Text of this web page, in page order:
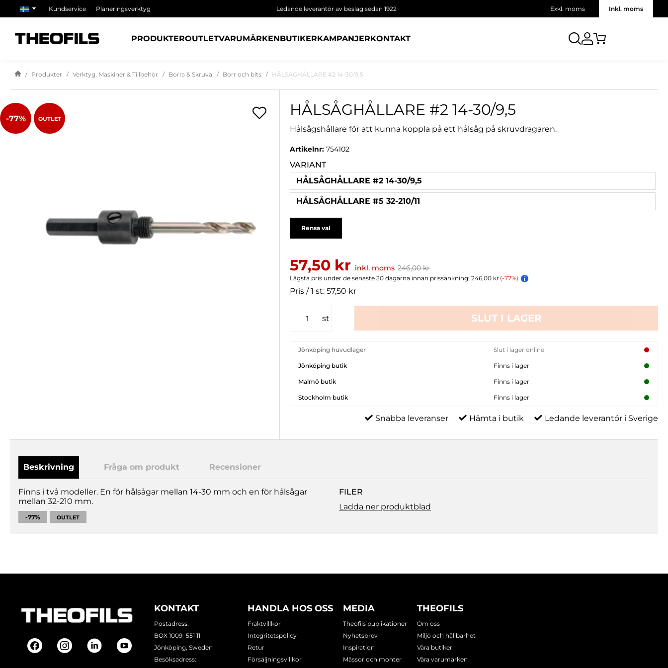
Kundservice Planeringsverktyg Ledande leverantör av beslag sedan 1922 Exkl. moms Inkl. moms
PRODUKTEROUTLETVARUMÄRKENBUTIKERKAMPANJERKONTAKT
Produkter Verktyg, Maskiner & Tillbehör Borra & Skruva Borr och bits HÅLSÅGHÅLLARE #2 14-30/9,5
-77% OUTLET HÅLSÅGHÅLLARE #2 14-30/9,5
Hålsågshållare för att kunna koppla på ett hålsåg på skruvdragaren.
Artikelnr:754102
VARIANT
HÅLSÅGHÅLLARE #2 14-30/9,5
HÅLSÅGHÅLLARE #5 32-210/11
Rensa val
57,50 kr inkl. moms 246,00 kr
Lägsta pris under de senaste 30 dagarna innan prissänkning: 246,00 kr (-77%)
Pris / 1 st: 57,50 kr
st SLUT I LAGER
Jönköping huvudlager Slut i lager online
Jönköping butik Finns i lager
Malmö butik Finns i lager
Stockholm butik Finns i lager
Snabba leveranser Hämta i butik Ledande leverantör i Sverige
Beskrivning Fråga om produkt Recensioner
Finns i två modeller. En för hålsågar mellan 14-30 mm och en för hålsågar
mellan 32-210 mm.
-77% OUTLET
FILER
Ladda ner produktblad
KONTAKT
Postadress:
BOX 1009 551 11
Jönköping, Sweden
Besöksadress:
HANDLA HOS OSS
Fraktvillkor
Integritetspolicy
Retur
Försäljningsvillkor
MEDIA
Theofils publikationer
Nyhetsbrev
Inspiration
Mässor och monter
THEOFILS
Om oss
Miljö och hållbarhet
Våra butiker
Våra varumärken